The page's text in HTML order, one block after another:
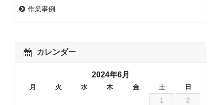
作業事例
カレンダー
2024年6月
月 火 水 木 金 土 日
1
2